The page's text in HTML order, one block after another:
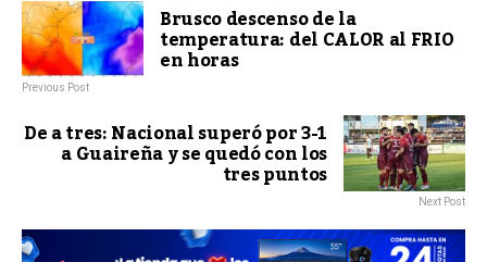
Brusco descenso de la
temperatura: del CALOR al FRIO
en horas
Previous Post
De a tres: Nacional superó por 3-1
a Guaireña y se quedó con los
tres puntos
Next Post